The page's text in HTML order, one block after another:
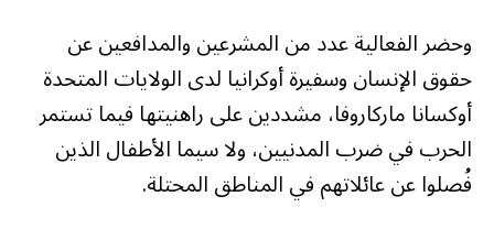
وحضر الفعالية عدد من المشرعين والمدافعين عن
حقوق الإنسان وسفيرة أوكرانيا لدى الولايات المتحدة
أوكسانا ماركاروفا، مشددين على راهنيتها فيما تستمر
الحرب في ضرب المدنيين، ولا سيما الأطفال الذين
فُصلوا عن عائلاتهم في المناطق المحتلة.